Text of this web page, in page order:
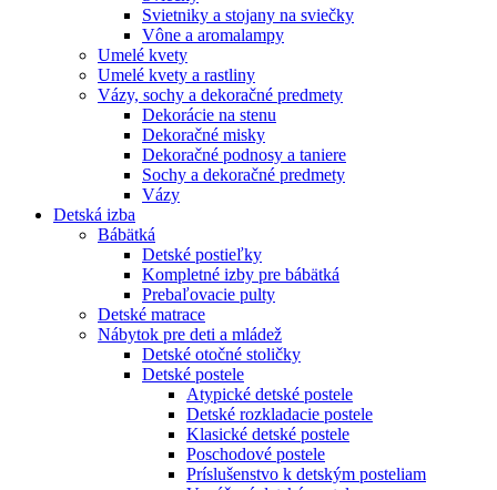
Svietniky a stojany na sviečky
Vône a aromalampy
Umelé kvety
Umelé kvety a rastliny
Vázy, sochy a dekoračné predmety
Dekorácie na stenu
Dekoračné misky
Dekoračné podnosy a taniere
Sochy a dekoračné predmety
Vázy
Detská izba
Bábätká
Detské postieľky
Kompletné izby pre bábätká
Prebaľovacie pulty
Detské matrace
Nábytok pre deti a mládež
Detské otočné stoličky
Detské postele
Atypické detské postele
Detské rozkladacie postele
Klasické detské postele
Poschodové postele
Príslušenstvo k detským posteliam